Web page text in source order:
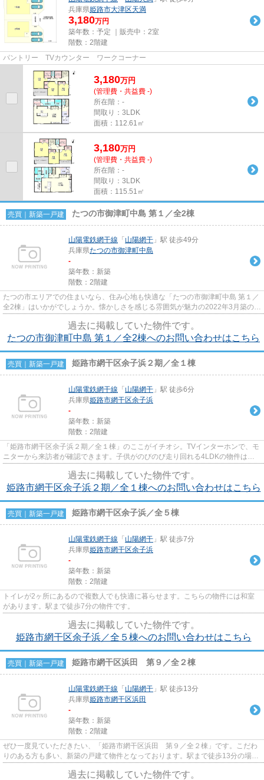
兵庫県姫路市大津区天満
3,180万円
築年数：予定 ｜販売中： 2室
階数：2階建
パントリー TVカウンター ワークコーナー
3,180万円
(管理費・共益費 -)
所在階：-
間取り：3LDK
面積：112.61㎡
3,180万円
(管理費・共益費 -)
所在階：-
間取り：3LDK
面積：115.51㎡
売買｜新築一戸建 たつの市御津町中島 第１／全2棟
山陽電鉄網干線 「 山陽網干 」駅 徒歩49分
兵庫県たつの市御津町中島
-
築年数：新築
階数：2階建
たつの市エリアでの住まいなら、住み心地も快適な「たつの市御津町中島 第１／
全2棟」はいかがでしょうか。懐かしさを感じる雰囲気が魅力の2022年3月築の物
過去に掲載していた物件です。
たつの市御津町中島 第１／全2棟へのお問い合わせはこちら
売買｜新築一戸建 姫路市網干区余子浜２期／全１棟
山陽電鉄網干線 「 山陽網干 」駅 徒歩6分
兵庫県姫路市網干区余子浜
-
築年数：新築
階数：2階建
「姫路市網干区余子浜２期／全１棟」のここがイチオシ。TVインターホンで、モ
ニターから来訪者が確認できます。子供がのびのび走り回れる4LDKの物件はこ
過去に掲載していた物件です。
姫路市網干区余子浜２期／全１棟へのお問い合わせはこちら
売買｜新築一戸建 姫路市網干区余子浜／全５棟
山陽電鉄網干線 「 山陽網干 」駅 徒歩7分
兵庫県姫路市網干区余子浜
-
築年数：新築
階数：2階建
トイレが2ヶ所にあるので複数人でも快適に暮らせます。こちらの物件には和室
があります。駅まで徒歩7分の物件です。
過去に掲載していた物件です。
姫路市網干区余子浜／全５棟へのお問い合わせはこちら
売買｜新築一戸建 姫路市網干区浜田 第９／全２棟
山陽電鉄網干線 「 山陽網干 」駅 徒歩13分
兵庫県姫路市網干区浜田
-
築年数：新築
階数：2階建
ぜひ一度見ていただきたい、「姫路市網干区浜田 第９／全２棟」です。こだわ
りのある方も多い、新築の戸建て物件となっております。駅まで徒歩13分の場所
過去に掲載していた物件です。